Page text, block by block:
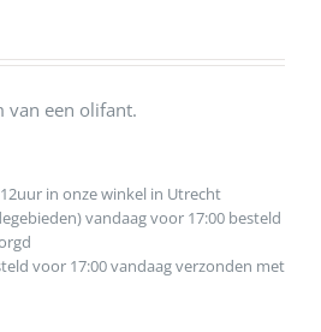
van een olifant.
in onze winkel in Utrecht
vandaag voor 17:00 besteld
voor 17:00 vandaag verzonden met